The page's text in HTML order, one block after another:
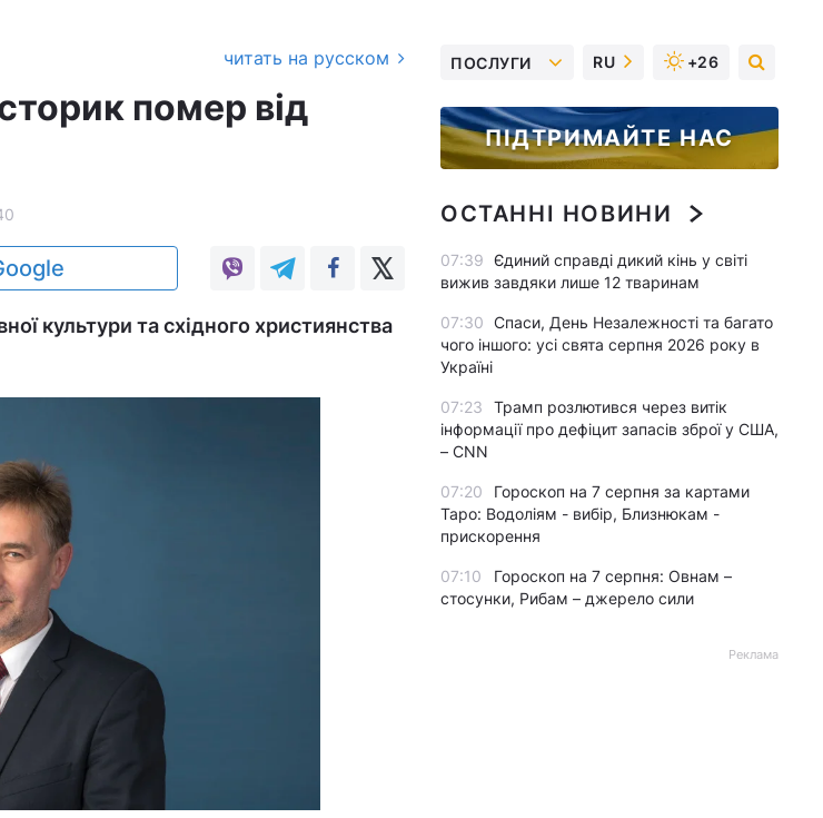
читать на русском
помер від
культури та східного християнства
ПОСЛУГИ RU +26
ПІДТРИМАЙТЕ НАС
ОСТАННІ НОВИНИ
07:39 Єдиний справді дикий кінь у світі
вижив завдяки лише 12 тваринам
07:30 Спаси, День Незалежності та багато
чого іншого: усі свята серпня 2026 року в
Україні
07:23
Трамп розлютився через витік
інформації про дефіцит запасів зброї у США,
– CNN
07:20
Гороскоп на 7 серпня за картами
Таро: Водоліям - вибір, Близнюкам -
прискорення
07:10
Гороскоп на 7 серпня: Овнам –
стосунки, Рибам – джерело сили
Реклама